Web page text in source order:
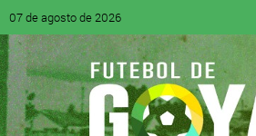
07 de agosto de 2026